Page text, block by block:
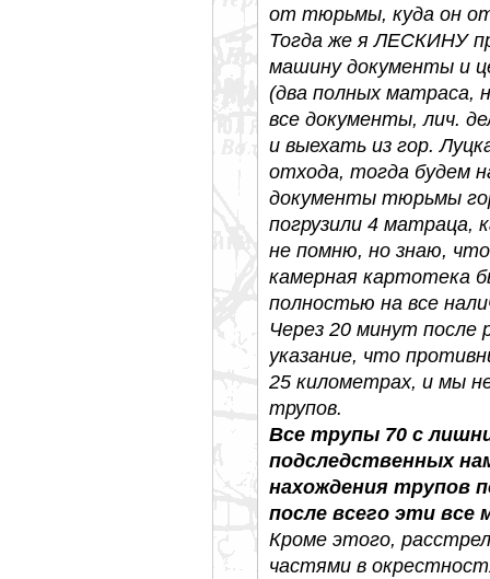
от тюрьмы, куда он
Тогда же я ЛЕСКИНУ
машину документы и
(два полных матраса,
все документы, лич.
и выехать из гор.
отхода, тогда будем
документы тюрьмы
погрузили 4 матраца,
не помню, но знаю,
камерная картотека
полностью на все
Через 20 минут после
указание, что
25 километрах, и мы
трупов.
Все трупы 70 с
подследственных
нахождения трупов
после всего эти
Кроме этого,
частями в